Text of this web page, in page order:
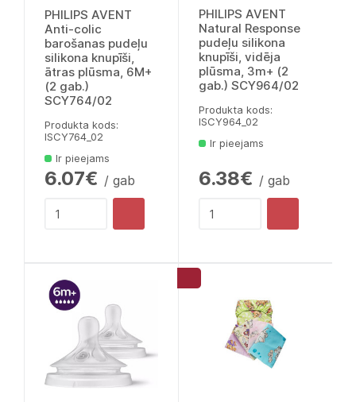
PHILIPS AVENT
Anti-colic
barošanas pudeļu
silikona knupīši,
ātras plūsma, 6M+
(2 gab.)
SCY764/02
Produkta kods:
lSCY764_02
Ir pieejams
6.07€ / gab
PHILIPS AVENT
Natural Response
pudeļu silikona
knupīši, vidēja
plūsma, 3m+ (2
gab.) SCY964/02
Produkta kods:
lSCY964_02
Ir pieejams
6.38€ / gab